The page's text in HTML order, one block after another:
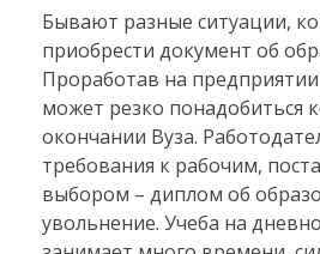
Бывают разные ситуации,
приобрести документ об
Проработав на
может резко понадобиться
окончании Вуза.
требования к рабочим,
выбором – диплом об
увольнение. Учеба на